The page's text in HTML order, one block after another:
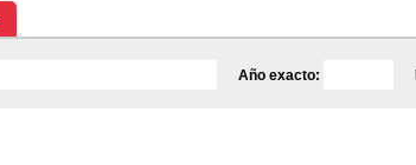
Año exacto: